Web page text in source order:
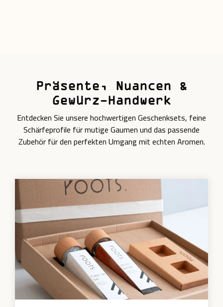
Präsente, Nuancen &
Gewürz-Handwerk
Entdecken Sie unsere hochwertigen Geschenksets, feine
Schärfeprofile für mutige Gaumen und das passende
Zubehör für den perfekten Umgang mit echten Aromen.